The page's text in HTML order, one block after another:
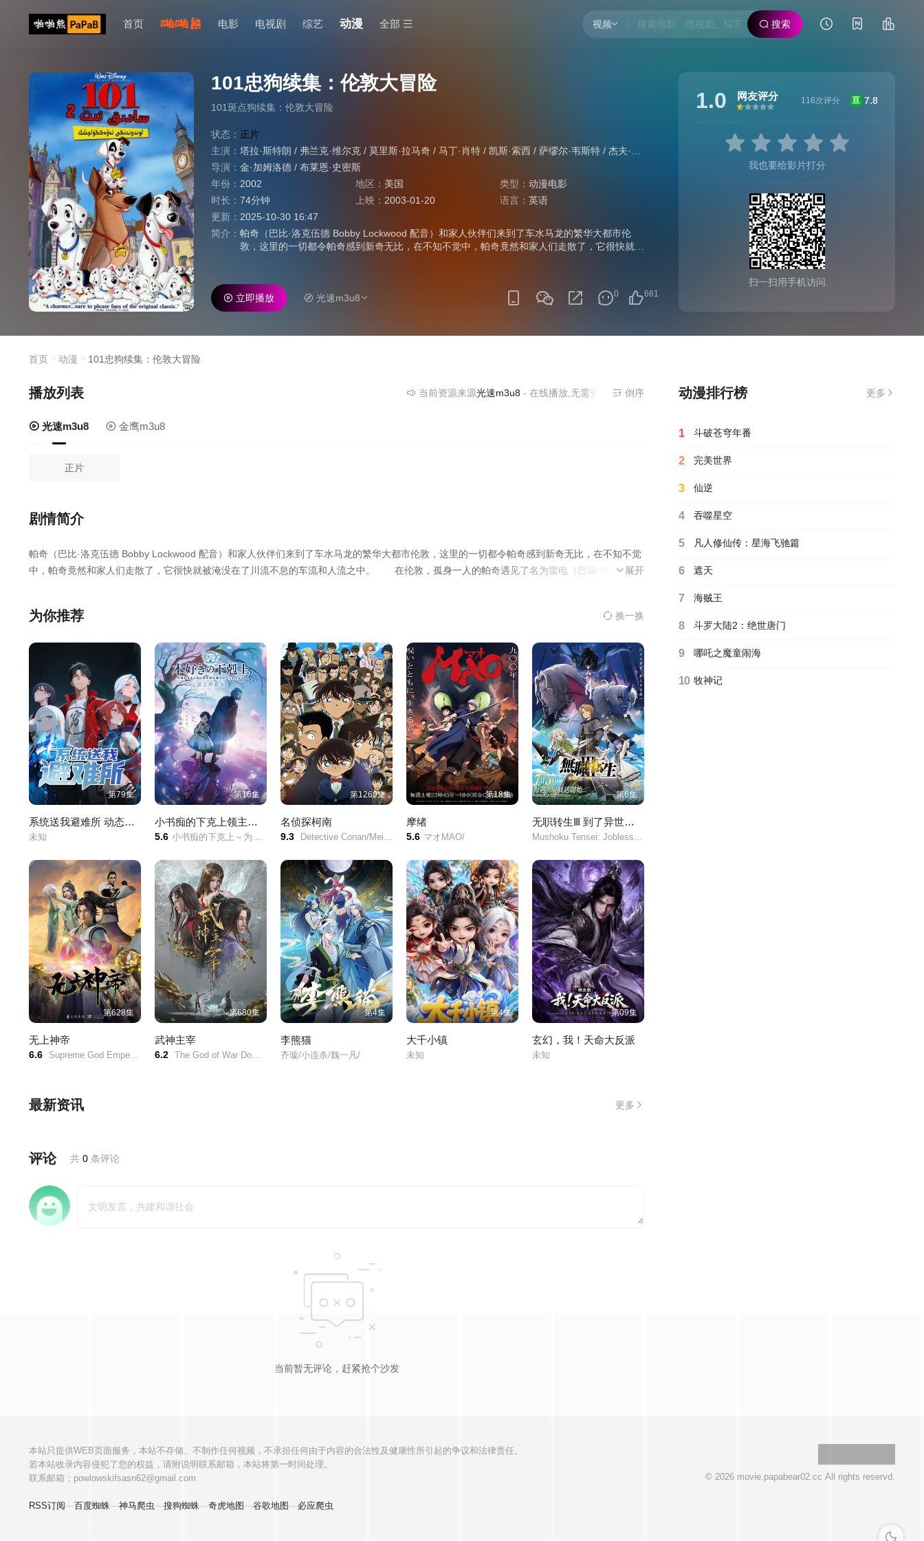
视频 搜索
首页 电影 电视剧 综艺 动漫 全部
101忠狗续集：伦敦大冒险
101斑点狗续集：伦敦大冒险
状态： 正片
主演： 塔拉·斯特朗 / 弗兰克·维尔克 / 莫里斯·拉马奇 / 马丁·肖特 / 凯斯·索西 / 萨缪尔·韦斯特 / 杰夫·贝内特 巴瑞·波斯威克 / 杰森·亚历山大
导演： 金·加姆洛德 / 布莱恩·史密斯
年份： 2002 地区： 美国 类型： 动漫电影
时长： 74分钟 上映： 2003-01-20 语言： 英语
更新： 2025-10-30 16:47
简介： 帕奇（巴比·洛克伍德 Bobby Lockwood 配音）和家人伙伴们来到了车水马龙的繁华大都市伦
敦，这里的一切都令帕奇感到新奇无比，在不知不觉中，帕奇竟然和家人们走散了，它很快就被
球的明星狗狗，两只狗很快就成为了好友，结伴而行。在经历了上一次的失败后，贪婪而又邪恶
的克鲁拉（苏珊·布莱克利 Susan Blakely 饰）并没有放弃她的阴谋，这一次，她联手名为拉斯
（马丁·肖特 Martin Short 饰）的艺术家，企图用斑点狗的皮来制作艺术作品。
661
0
立即播放 光速m3u8
1.0 网友评分
很差
较差还行推荐力荐
豆 7.8
116次评分
我也要给影片打分
扫一扫用手机访问
首页 动漫 101忠狗续集：伦敦大冒险
播放列表 当前资源来源光速m3u8- 在线播放,无需安装播放器 倒序
光速m3u8 金鹰m3u8
正片
剧情简介
帕奇（巴比·洛克伍德 Bobby Lockwood 配音）和家人伙伴们来到了车水马龙的繁华大都市伦敦，这里的一切都令帕奇感到新奇无比，在不知不觉
中，帕奇竟然和家人们走散了，它很快就被淹没在了川流不息的车流和人流之中。 在伦敦，孤身一人的帕奇遇见了名为雷电（巴瑞·波斯威克
artin Short 饰）的艺术家，企图用斑点狗的皮来制作艺术作品。
展开
为你推荐 换一换
第79集
系统送我避难所 动态漫画 第一季
未知
第16集
小书痴的下克上领主的养女
5.6 小书痴的下克上～为了成为图书管理员而不择手段～/第四季/本好きの下剋上～司書になるためには手段を選んでいられません～/
第1269集
名侦探柯南
9.3 Detective Conan/Meitantei Conan/Case Closed/
第18集
摩绪
5.6 マオMAO/
第6集
无职转生Ⅲ 到了异世界就拿出真本事 第三季
Mushoku Tensei: Jobless Reincarnation Season 3/
第628集
无上神帝
6.6 Supreme God Emperor/
第680集
武神主宰
6.2 The God of War Dominates/Martial Master/
第4集
李熊猫
齐璇/小连杀/魏一凡/
第4集
大千小镇
未知
第09集
玄幻，我！天命大反派
未知
最新资讯 更多
评论 共 0 条评论
当前暂无评论，赶紧抢个沙发
动漫排行榜 更多
1 斗破苍穹年番
2 完美世界
3 仙逆
4 吞噬星空
5 凡人修仙传：星海飞驰篇
6 遮天
7 海贼王
8 斗罗大陆2：绝世唐门
9 哪吒之魔童闹海
10 牧神记
深色模式
本站只提供WEB页面服务，本站不存储、不制作任何视频，不承担任何由于内容的合法性及健康性所引起的争议和法律责任。
若本站收录内容侵犯了您的权益，请附说明联系邮箱，本站将第一时间处理。
联系邮箱：powlowskifsasn62@gmail.com
RSS订阅—百度蜘蛛—神马爬虫—搜狗蜘蛛—奇虎地图—谷歌地图—必应爬虫
© 2026 movie.papabear02.cc All rights reservd.